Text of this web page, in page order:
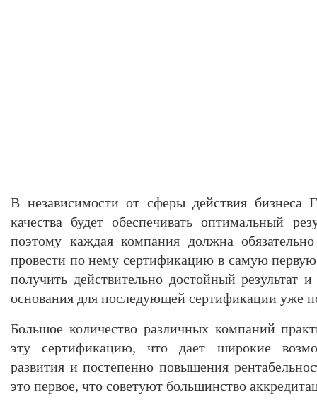
В независимости от сферы действия
качества будет обеспечивать оптимальный
поэтому каждая компания должна
провести по нему сертификацию в самую
получить действительно достойный
основания для последующей сертификации уже
Большое количество различных компаний
эту сертификацию, что дает широкие
развития и постепенно повышения
это первое, что советуют большинство